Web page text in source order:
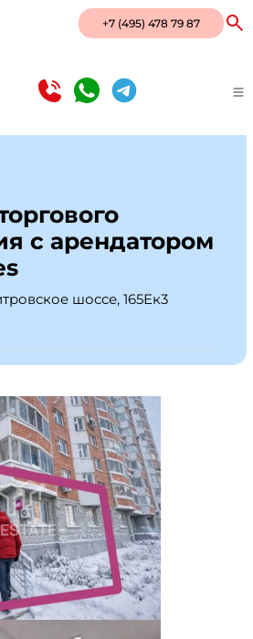
+7 (495) 478 79 87
с арендатором
шоссе, 165Ек3